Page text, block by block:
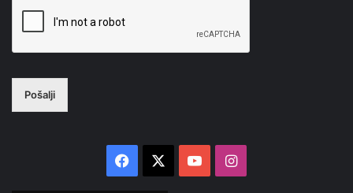
Pošalji
Facebook YouTubeInstagram